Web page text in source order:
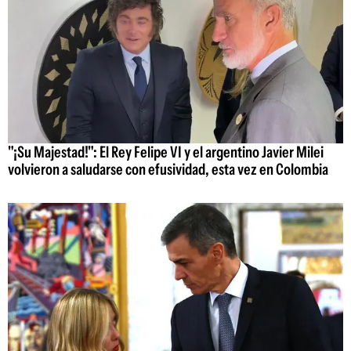
"¡Su Majestad!": El Rey Felipe VI y el argentino Javier Milei
volvieron a saludarse con efusividad, esta vez en Colombia